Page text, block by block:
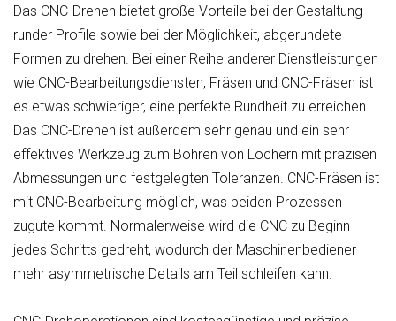
Das CNC-Drehen bietet große Vorteile bei der Gestaltung
runder Profile sowie bei der Möglichkeit, abgerundete
Formen zu drehen. Bei einer Reihe anderer Dienstleistungen
wie CNC-Bearbeitungsdiensten, Fräsen und CNC-Fräsen ist
es etwas schwieriger, eine perfekte Rundheit zu erreichen.
Das CNC-Drehen ist außerdem sehr genau und ein sehr
effektives Werkzeug zum Bohren von Löchern mit präzisen
Abmessungen und festgelegten Toleranzen. CNC-Fräsen ist
mit CNC-Bearbeitung möglich, was beiden Prozessen
zugute kommt. Normalerweise wird die CNC zu Beginn
jedes Schritts gedreht, wodurch der Maschinenbediener
mehr asymmetrische Details am Teil schleifen kann.